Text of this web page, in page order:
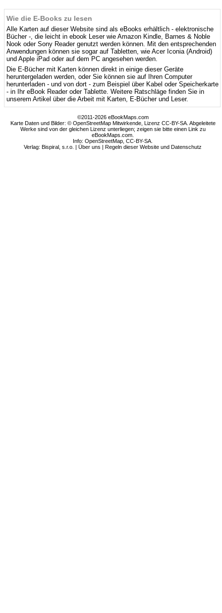
Wie die E-Books zu lesen
Alle Karten auf dieser Website sind als eBooks erhältlich - elektronische
Bücher -, die leicht in ebook Leser wie Amazon Kindle, Barnes & Noble
Nook oder Sony Reader genutzt werden können. Mit den entsprechenden
Anwendungen können sie sogar auf Tabletten, wie Acer Iconia (Android)
und Apple iPad oder auf dem PC angesehen werden.
Die E-Bücher mit Karten können direkt in einige dieser Geräte
heruntergeladen werden, oder Sie können sie auf Ihren Computer
herunterladen - und von dort - zum Beispiel über Kabel oder Speicherkarte
- in Ihr eBook Reader oder Tablette. Weitere Ratschläge finden Sie in
unserem Artikel über die Arbeit mit Karten, E-Bücher und Leser.
©2011-2026 eBookMaps.com
Karte Daten und Bilder: © OpenStreetMap Mitwirkende, Lizenz CC-BY-SA. Abgeleitete
Werke sind von der gleichen Lizenz unterliegen; zeigen sie bitte einen Link zu
eBookMaps.com.
Info:OpenStreetMap ,CC-BY-SA
Verlag: Bispiral, s.r.o. |Über uns |Regeln dieser Website und Datenschutz